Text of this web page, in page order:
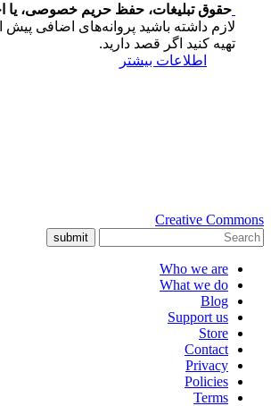
حقوق تبلیغات، حفظ حریم خصوصی، یا
لازم داشته باشید پروانه‌های اضافی پیش
تهیه کنید اگر قصد دارید.
اطلاعات بیشتر
Creative Commons
submit
Who we are
What we do
Blog
Support us
Store
Contact
Privacy
Policies
Terms